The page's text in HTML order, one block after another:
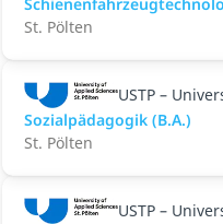
St. Pölten
USTP –
Sozialpädagogik (B.A.)
St. Pölten
USTP –